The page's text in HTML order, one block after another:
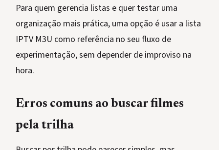
Para quem gerencia listas e quer testar uma
organização mais prática, uma opção é usar a lista
IPTV M3U como referência no seu fluxo de
experimentação, sem depender de improviso na
hora.
Erros comuns ao buscar filmes
pela trilha